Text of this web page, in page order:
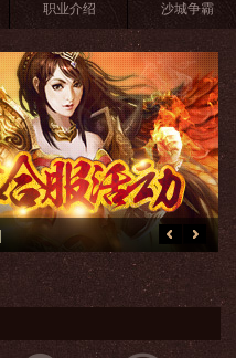
职业介绍 沙城争霸